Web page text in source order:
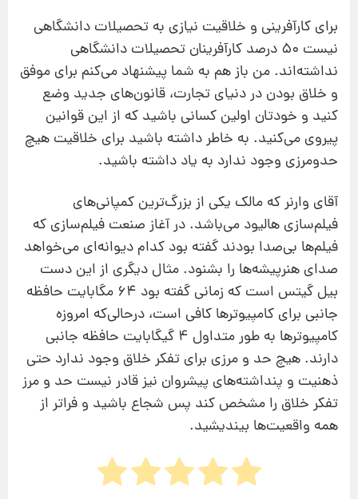
برای كارآفرینی و خلاقیت نیازی به تحصیلات دانشگاهی
نیست 50 درصد كارآفرینان تحصیلات دانشگاهی
نداشته‌اند. من باز هم به شما پیشنهاد می‌كنم برای موفق
و خلاق بودن در دنیای تجارت، قانون‌های جدید وضع
كنید و خودتان اولین كسانی باشید كه از این قوانین
پیروی می‌كنید. به خاطر داشته باشید برای خلاقیت هیچ
حدومرزی وجود ندارد به یاد داشته باشید.
آقای وارنر كه مالك یكی از بزرگ‌ترین كمپانی‌های
فیلم‌سازی هالیود می‌باشد. در آغاز صنعت فیلم‌سازی كه
فیلم‌ها بی‌صدا بودند گفته بود كدام دیوانه‌ای می‌خواهد
صدای هنرپیشه‌ها را بشنود. مثال دیگری از این دست
بیل گیتس است كه زمانی گفته بود 64 مگابایت حافظه
جانبی برای كامپیوترها كافی است، درحالی‌كه امروزه
كامپیوترها به طور متداول 4 گیگابایت حافظه جانبی
دارند. هیچ حد و مرزی برای تفكر خلاق وجود ندارد حتی
ذهنیت و پنداشته‌های پیشروان نیز قادر نیست حد و مرز
تفكر خلاق را مشخص كند پس شجاع باشید و فراتر از
همه واقعیت‌ها بیندیشید.